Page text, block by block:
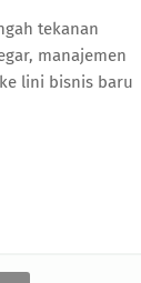
tekanan
manajemen
lini bisnis baru